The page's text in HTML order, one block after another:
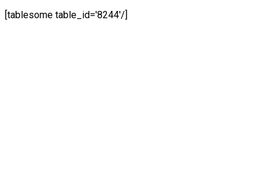
[tablesome table_id='8244'/]